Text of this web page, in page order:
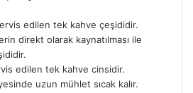
edilen tek kahve çeşididir.
direkt olarak kaynatılması ile
edilen tek kahve cinsidir.
uzun mühlet sıcak kalır.